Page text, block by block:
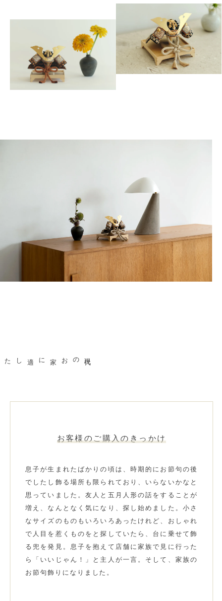
現代のお家に適した
お客様のご購入のきっかけ
息子が生まれたばかりの頃は、時期的にお節句の後
でしたし飾る場所も限られており、いらないかなと
思っていました。友人と五月人形の話をすることが
増え、なんとなく気になり、探し始めました。小さ
なサイズのものもいろいろあったけれど、おしゃれ
で人目を惹くものをと探していたら、台に乗せて飾
る兜を発見。息子を抱えて店舗に家族で見に行った
ら「いいじゃん！」と主人が一言。そして、家族の
お節句飾りになりました。